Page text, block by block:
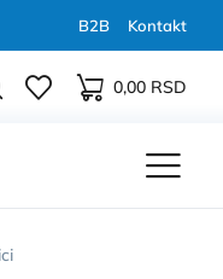
B2B Kontakt
0,00 RSD